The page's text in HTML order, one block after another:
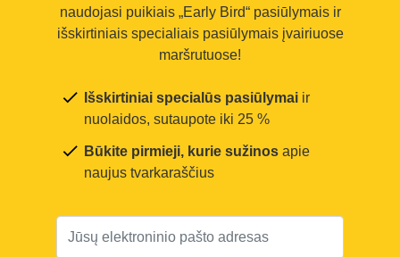
naudojasi puikiais „Early Bird“ pasiūlymais ir
išskirtiniais specialiais pasiūlymais įvairiuose
maršrutuose!
Išskirtiniai specialūs pasiūlymai ir
nuolaidos, sutaupote iki 25 %
Būkite pirmieji, kurie sužinos apie
naujus tvarkaraščius